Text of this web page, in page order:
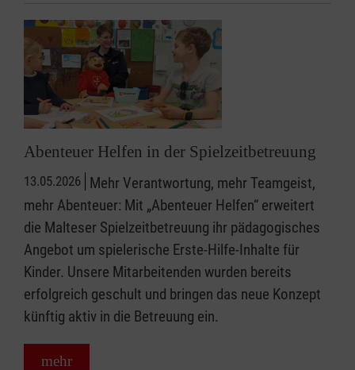
Abenteuer Helfen in der Spielzeitbetreuung
13.05.2026 Mehr Verantwortung, mehr Teamgeist,
mehr Abenteuer: Mit „Abenteuer Helfen“ erweitert
die Malteser Spielzeitbetreuung ihr pädagogisches
Angebot um spielerische Erste-Hilfe-Inhalte für
Kinder. Unsere Mitarbeitenden wurden bereits
erfolgreich geschult und bringen das neue Konzept
künftig aktiv in die Betreuung ein.
mehr